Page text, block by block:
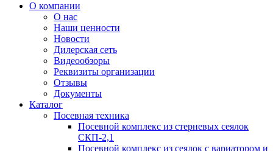
О компании
О нас
Наши ценности
Новости
Дилерская сеть
Видеообзоры
Реквизиты организации
Отзывы
Документы
Каталог
Посевная техника
Посевной комплекс из стерневых сеялок
СКП-2,1
Посевной комплекс из сеялок с вариатором и